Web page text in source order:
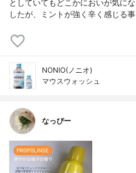
としていてもどこかにおいが気に
したが、ミントが強く辛く感じる
NONIO(ノニオ)
マウスウォッシュ
なっぴー